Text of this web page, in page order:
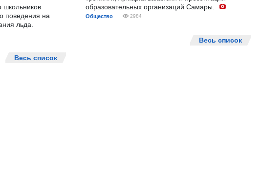
школьников
поведения на
льда.
Весь список
образовательных организаций Самары.
Общество 2984
Весь список